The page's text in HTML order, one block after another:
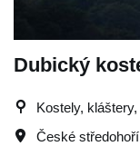
Dubický
Kostely,
České středohoří